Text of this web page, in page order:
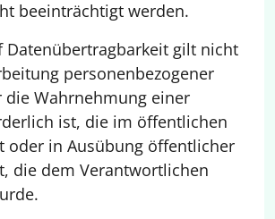
beeinträchtigt werden.
Datenübertragbarkeit gilt nicht
personenbezogener
die Wahrnehmung einer
ist, die im öffentlichen
oder in Ausübung öffentlicher
die dem Verantwortlichen